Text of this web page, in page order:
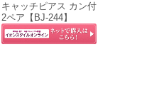
キャッチピアス カン付
2ペア【BJ-244】